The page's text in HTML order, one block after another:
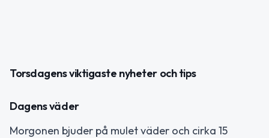
Torsdagens viktigaste nyheter och tips
Dagens väder
Morgonen bjuder på mulet väder och cirka 15